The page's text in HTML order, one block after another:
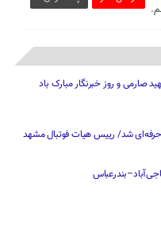
صارمی و روز خبرنگار مبارک باد
حرفه‌ای شد/ رییس هیات فوتبال مشهد